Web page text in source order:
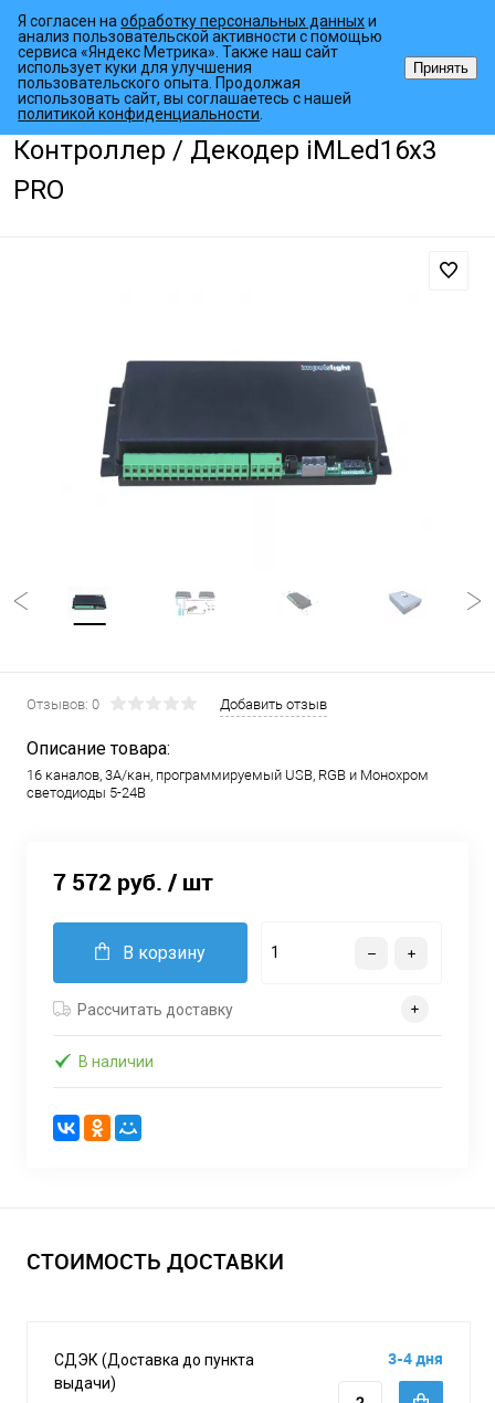
Главная страница • Каталог товаров • Контроллеры
Контроллер / Декодер iMLed16x3
PRO
Отзывов: 0 Добавить отзыв
Описание товара:
16 каналов, 3А/кан, программируемый USB, RGB и Монохром
светодиоды 5-24В
7 572 руб. / шт
В корзину
Рассчитать доставку
В наличии
СТОИМОСТЬ ДОСТАВКИ
СДЭК (Доставка до пункта
выдачи)
3-4 дня
Я согласен наобработку персональных данныхи
анализ пользовательской активности с помощью
сервиса «Яндекс Метрика». Также наш сайт
использует куки для улучшения
пользовательского опыта. Продолжая
использовать сайт, вы соглашаетесь с нашей
политикой конфиденциальности
Принять